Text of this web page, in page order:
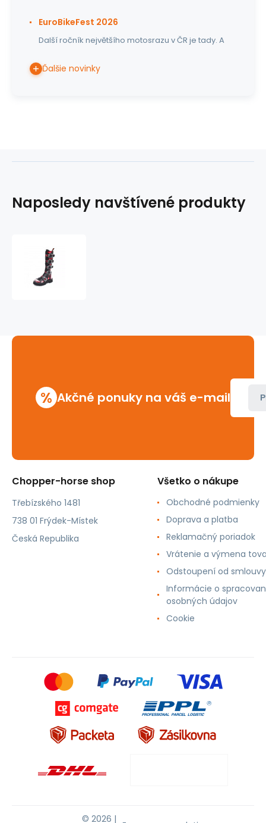
EuroBikeFest 2026
Další ročník největšího motosrazu v ČR je tady. A
Ďalšie novinky
Naposledy navštívené produkty
Skulls
% Akčné ponuky na váš e-mail
Chopper-horse shop
Třebízského 1481
738 01 Frýdek-Místek
Česká Republika
Všetko o nákupe
Obchodné podmienky
Doprava a platba
Reklamačný poriadok
Vrátenie a výmena
Odstoupení od smlouvy
Informácie o
osobných údajov
Cookie
© 2026 |